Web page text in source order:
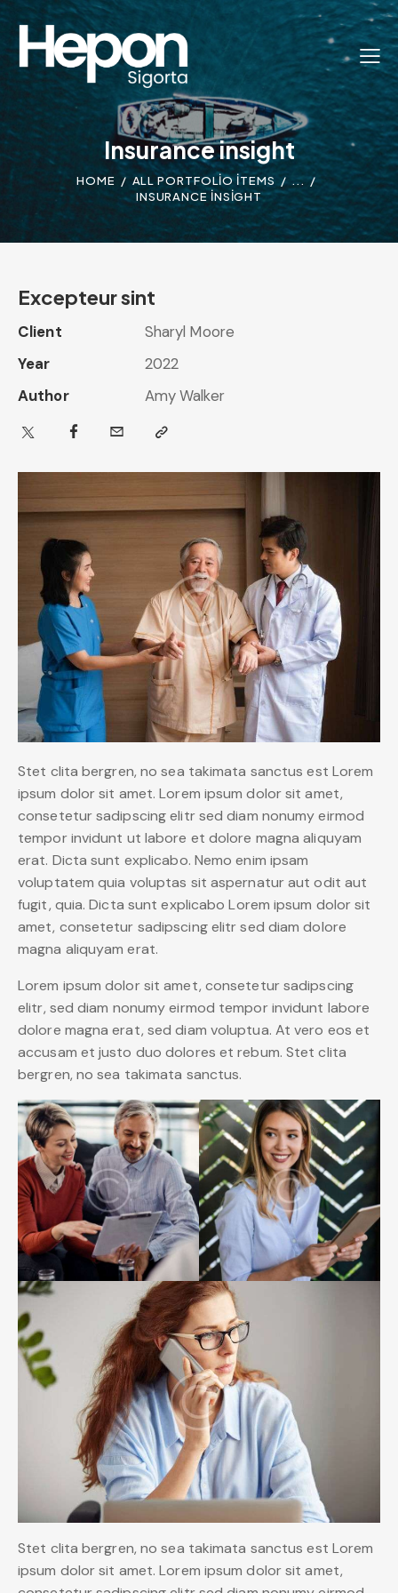
Insurance insight
HOME ALL PORTFOLIO ITEMS
...
INSURANCE INSIGHT
Stet clita bergren, no sea takimata sanctus est Lorem
ipsum dolor sit amet. Lorem ipsum dolor sit amet,
consetetur sadipscing elitr sed diam nonumy eirmod
tempor invidunt ut labore et dolore magna aliquyam
erat. Dicta sunt explicabo. Nemo enim ipsam
voluptatem quia voluptas sit aspernatur aut odit aut
fugit, quia. Dicta sunt explicabo Lorem ipsum dolor sit
amet, consetetur sadipscing elitr sed diam dolore
magna aliquyam erat.
Lorem ipsum dolor sit amet, consetetur sadipscing
elitr, sed diam nonumy eirmod tempor invidunt labore
dolore magna erat, sed diam voluptua. At vero eos et
accusam et justo duo dolores et rebum. Stet clita
bergren, no sea takimata sanctus.
Stet clita bergren, no sea takimata sanctus est Lorem
ipsum dolor sit amet. Lorem ipsum dolor sit amet,
Excepteur sint
Client
Sharyl Moore
Year
2022
Author
Amy Walker